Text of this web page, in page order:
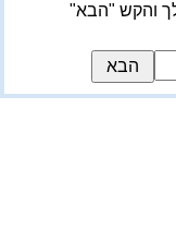
והקש "הבא"